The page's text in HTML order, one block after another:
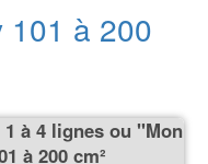
101 à 200
à 4 lignes ou ''Mon
à 200 cm²